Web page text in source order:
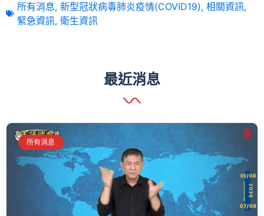
所有消息, 新型冠狀病毒肺炎疫情(COVID19), 相關資訊,
緊急資訊, 衛生資訊
最近消息
所有消息